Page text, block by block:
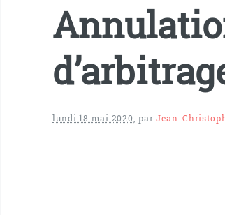
lundi 18 mai 2020 parJean-